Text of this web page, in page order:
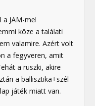
JAM-mel
köze a találati
valamire. Azért volt
a fegyveren, amit
a ruszki, akire
a ballisztika+szél
játék miatt van.